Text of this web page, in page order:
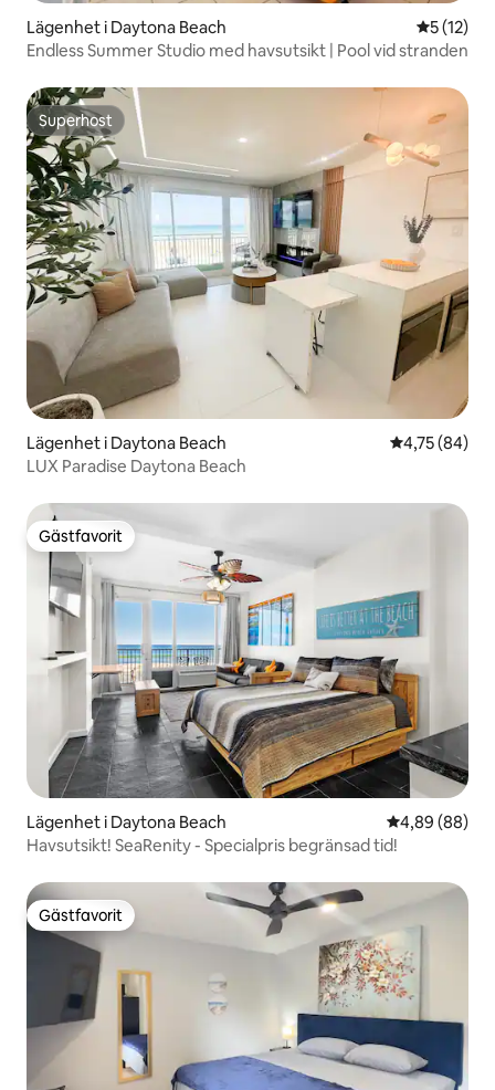
Lägenhet i Daytona Beach 5 av 5 i
5 (12)
Endless Summer Studio med havsutsikt | Pool vid stranden
Superhost
Superhost
Lägenhet i Daytona Beach 4,75 av 5 i
4,75 (84)
LUX Paradise Daytona Beach
Gästfavorit
Gästfavorit
Lägenhet i Daytona Beach 4,89 av 5 i
4,89 (88)
Havsutsikt! SeaRenity - Specialpris begränsad tid!
Gästfavorit
Gästfavorit